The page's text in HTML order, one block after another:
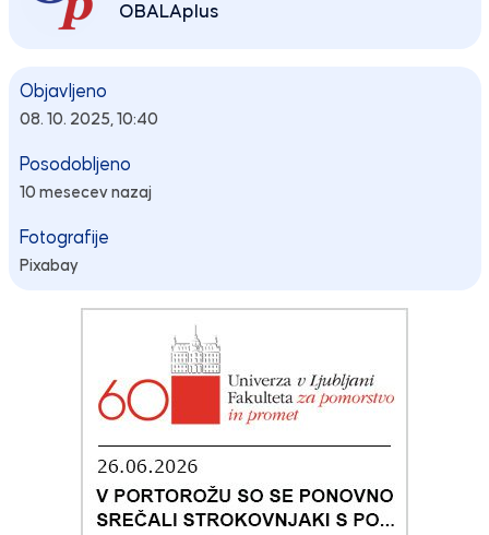
OBALAplus
Objavljeno
08. 10. 2025, 10:40
Posodobljeno
10 mesecev nazaj
Fotografije
Pixabay